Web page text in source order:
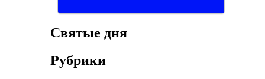
Святые дня
Рубрики